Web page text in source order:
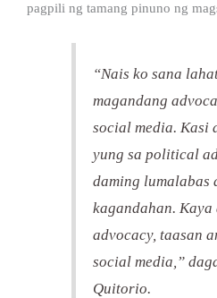
pagpili ng tamang pinuno ng
“Nais ko sana
magandang
social media. Kasi
yung sa political
daming lumalabas
kagandahan.
advocacy, taasan
social media,”
Quitorio.